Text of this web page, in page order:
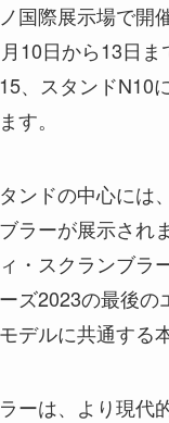
国際展示場で開
10日から13日
、スタンドN10
す。
ンドの中心に
ラーが展示され
・スクランブラ
ズ2023の最後
デルに共通する
ーは、より現代